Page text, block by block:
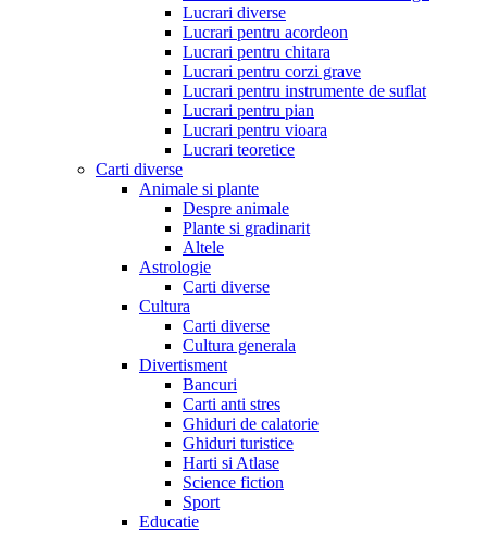
Lucrari diverse
Lucrari pentru acordeon
Lucrari pentru chitara
Lucrari pentru corzi grave
Lucrari pentru instrumente de suflat
Lucrari pentru pian
Lucrari pentru vioara
Lucrari teoretice
Carti diverse
Animale si plante
Despre animale
Plante si gradinarit
Altele
Astrologie
Carti diverse
Cultura
Carti diverse
Cultura generala
Divertisment
Bancuri
Carti anti stres
Ghiduri de calatorie
Ghiduri turistice
Harti si Atlase
Science fiction
Sport
Educatie